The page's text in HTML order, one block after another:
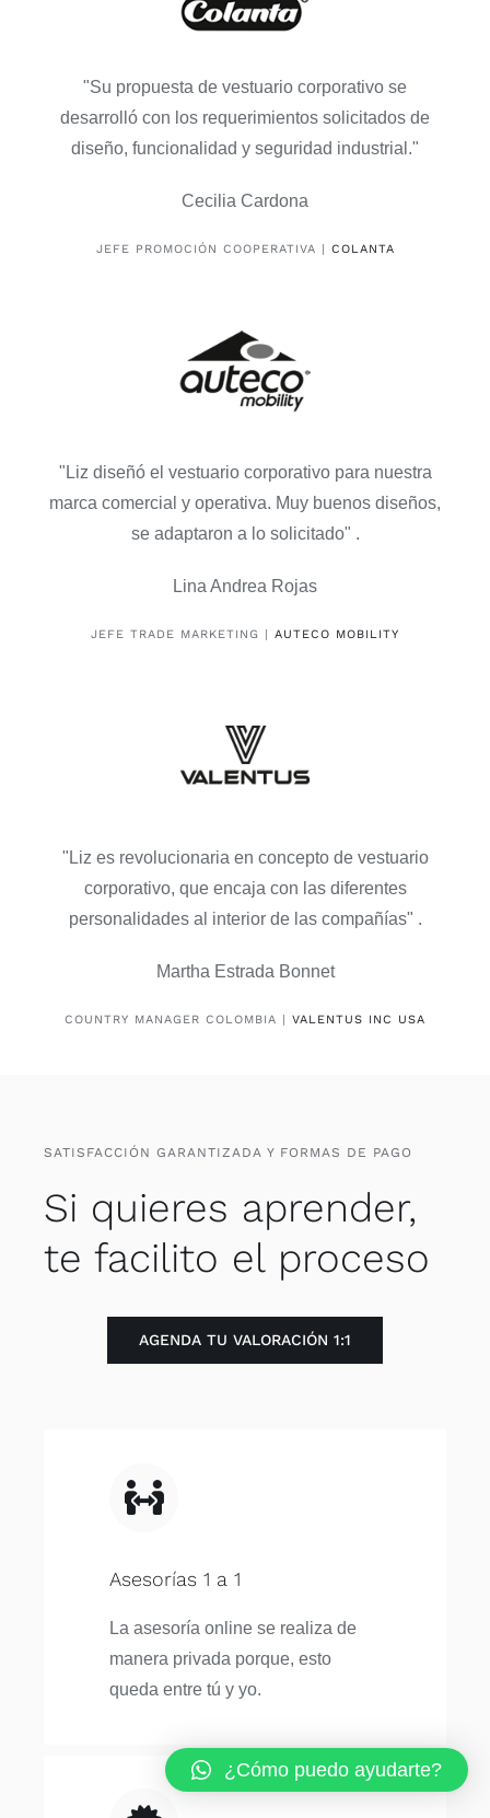
"Su propuesta de vestuario corporativo se
desarrolló con los requerimientos solicitados de
diseño, funcionalidad y seguridad industrial."
Cecilia Cardona
JEFE PROMOCIÓN COOPERATIVA | COLANTA
"Liz diseñó el vestuario corporativo para nuestra
marca comercial y operativa. Muy buenos diseños,
se adaptaron a lo solicitado" .
Lina Andrea Rojas
JEFE TRADE MARKETING | AUTECO MOBILITY
"Liz es revolucionaria en concepto de vestuario
corporativo, que encaja con las diferentes
personalidades al interior de las compañías" .
Martha Estrada Bonnet
COUNTRY MANAGER COLOMBIA | VALENTUS INC USA
SATISFACCIÓN GARANTIZADA Y FORMAS DE PAGO
Si quieres aprender,
te facilito el proceso
AGENDA TU VALORACIÓN 1:1
Asesorías 1 a 1
La asesoría online se realiza de
manera privada porque, esto
queda entre tú y yo.
¿Cómo puedo ayudarte?